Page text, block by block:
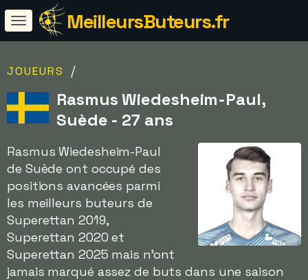
MeilleursButeurs.fr
JOUEURS /
Rasmus Wiedesheim-Paul,
Suède - 27 ans
Rasmus Wiedesheim-Paul
de Suède ont occupé des
positions avancées parmi
les meilleurs buteurs de
Superettan 2019,
Superettan 2020 et
Superettan 2025 mais n'ont
jamais marqué assez de buts dans une saison